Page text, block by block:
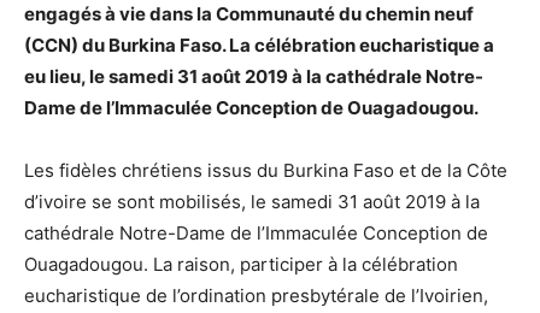
engagés à vie dans la Communauté du chemin neuf
(CCN) du Burkina Faso. La célébration eucharistique a
eu lieu, le samedi 31 août 2019 à la cathédrale Notre-
Dame de l’Immaculée Conception de Ouagadougou.
Les fidèles chrétiens issus du Burkina Faso et de la Côte
d’ivoire se sont mobilisés, le samedi 31 août 2019 à la
cathédrale Notre-Dame de l’Immaculée Conception de
Ouagadougou. La raison, participer à la célébration
eucharistique de l’ordination presbytérale de l’Ivoirien,